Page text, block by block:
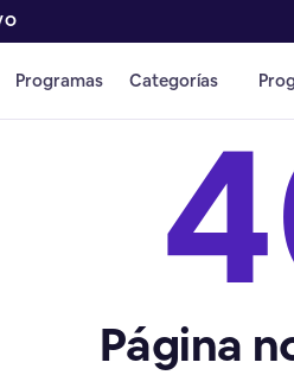
Programas Categorías
Página